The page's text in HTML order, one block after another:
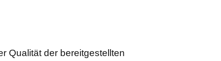
Qualität der bereitgestellten